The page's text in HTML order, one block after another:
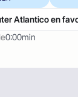
0:00min
Atlantico en